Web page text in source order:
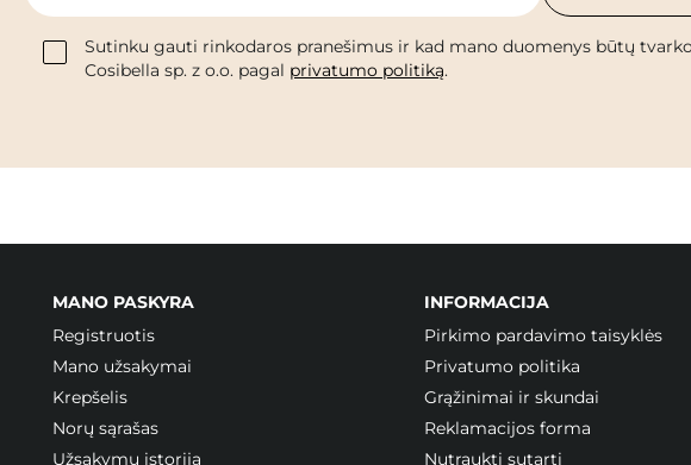
Sutinku gauti rinkodaros pranešimus ir kad mano duomenys būtų
Cosibella sp. z o.o. pagal privatumo politiką.
MANO PASKYRA
Registruotis
Mano užsakymai
Krepšelis
Norų sąrašas
Užsakymų istorija
INFORMACIJA
Pirkimo pardavimo taisyklės
Privatumo politika
Grąžinimai ir skundai
Reklamacijos forma
Nutraukti sutartį